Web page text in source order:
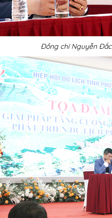
Đồng chí Nguyễn Đắc